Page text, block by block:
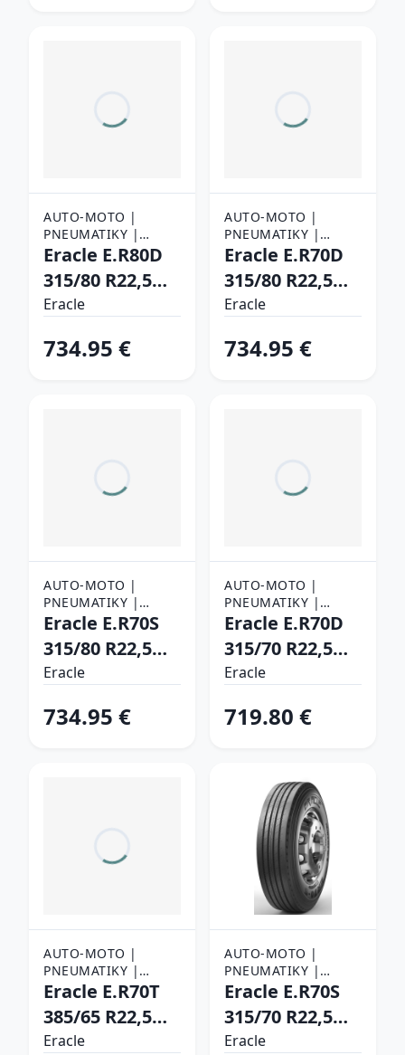
AUTO-MOTO |
PNEUMATIKY |
NÁKLADNÉ
Eracle E.R80D
315/80 R22,5
156/150 K
Eracle
734.95 €
AUTO-MOTO |
PNEUMATIKY |
NÁKLADNÉ
Eracle E.R70D
315/80 R22,5
156/150 L
Eracle
734.95 €
AUTO-MOTO |
PNEUMATIKY |
NÁKLADNÉ
Eracle E.R70S
315/80 R22,5
156/150 L
Eracle
734.95 €
AUTO-MOTO |
PNEUMATIKY |
NÁKLADNÉ
Eracle E.R70D
315/70 R22,5
154/150 L
Eracle
719.80 €
AUTO-MOTO |
PNEUMATIKY |
NÁKLADNÉ
Eracle E.R70T
385/65 R22,5
164/158 K/L
Eracle
AUTO-MOTO |
PNEUMATIKY |
NÁKLADNÉ
Eracle E.R70S
315/70 R22,5
156/150 L
Eracle